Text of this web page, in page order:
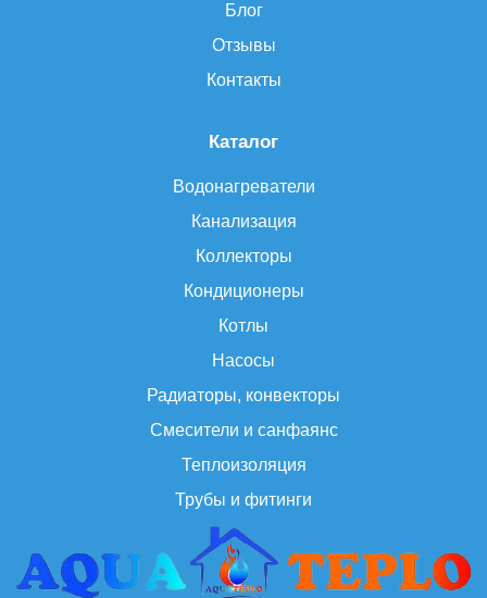
Каталог
Водонагреватели
Канализация
Коллекторы
Кондиционеры
Котлы
Насосы
Радиаторы, конвекторы
Смесители и санфаянс
Теплоизоляция
Трубы и фитинги
Блог
Отзывы
Контакты